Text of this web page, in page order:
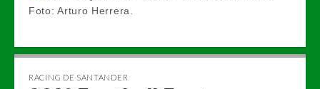
RACING DE SANTANDER